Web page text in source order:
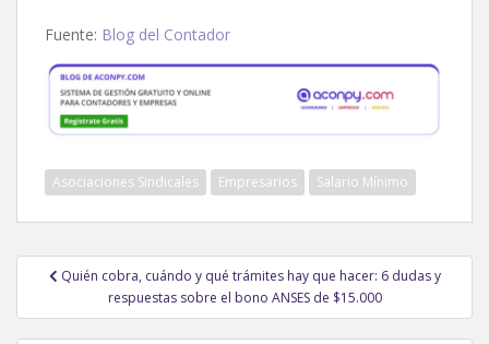
Fuente: Blog del Contador
Asociaciones Sindicales Empresarios Salario Mínimo
Navegación
entradas
Quién cobra, cuándo y qué trámites hay que hacer: 6 dudas y
respuestas sobre el bono ANSES de $15.000